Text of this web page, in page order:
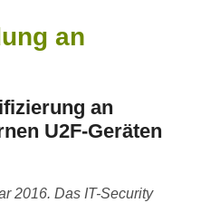
an
an
U2F-Geräten
2016. Das IT-Security